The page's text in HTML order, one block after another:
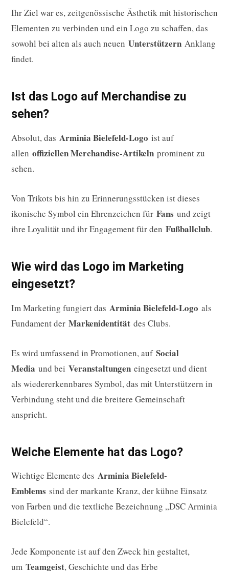
Ihr Ziel war es, zeitgenössische Ästhetik mit historischen
Elementen zu verbinden und ein Logo zu schaffen, das
sowohl bei alten als auch neuen Unterstützern Anklang
findet.
Ist das Logo auf Merchandise zu
sehen?
Absolut, das Arminia Bielefeld-Logo ist auf
allen offiziellen Merchandise-Artikeln prominent zu
sehen.
Von Trikots bis hin zu Erinnerungsstücken ist dieses
ikonische Symbol ein Ehrenzeichen für Fans und zeigt
ihre Loyalität und ihr Engagement für den Fußballclub.
Wie wird das Logo im Marketing
eingesetzt?
Im Marketing fungiert das Arminia Bielefeld-Logo als
Fundament der Markenidentität des Clubs.
Es wird umfassend in Promotionen, auf Social
Media und bei Veranstaltungen eingesetzt und dient
als wiedererkennbares Symbol, das mit Unterstützern in
Verbindung steht und die breitere Gemeinschaft
anspricht.
Welche Elemente hat das Logo?
Wichtige Elemente des Arminia Bielefeld-
Emblems sind der markante Kranz, der kühne Einsatz
von Farben und die textliche Bezeichnung „DSC Arminia
Bielefeld“.
Jede Komponente ist auf den Zweck hin gestaltet,
um Teamgeist, Geschichte und das Erbe